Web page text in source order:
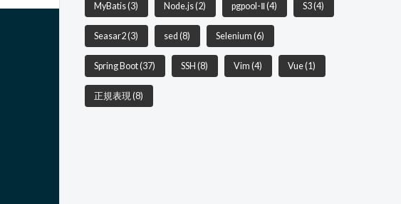
MyBatis(3) Node.js(2) pgpool-Ⅱ(4) S3(4)
Seasar2(3) sed(8) Selenium(6)
Spring Boot(37) SSH(8) Vim(4) Vue(1)
正規表現(8)